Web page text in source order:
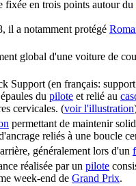
fixée en trois points autour du
il a notamment protégé
global d'une voiture de
Support (en français:
du pilote et relié au
cervicales. (voir l'illustration
permettant de maintenir
reliés à une boucle
généralement lors d'un
réalisée par un pilote
week-end de Grand Prix.